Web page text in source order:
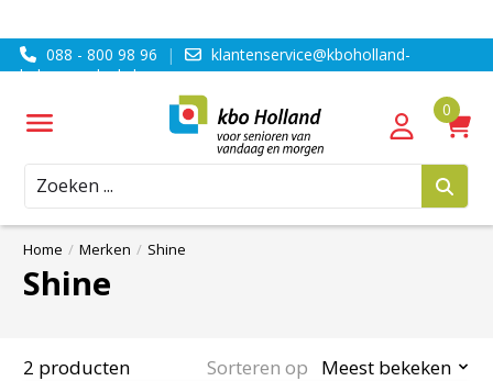
088 - 800 98 96 |
klantenservice@kboholland-
ledenvoordeel.nl
Zoeken
Home / Merken / Shine
Shine
2 producten Sorteren op Meest bekeken